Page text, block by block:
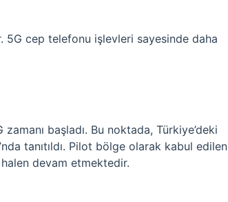
5G cep telefonu işlevleri sayesinde daha
başladı. Bu noktada, Türkiye’deki
tanıtıldı. Pilot bölge olarak kabul edilen
halen devam etmektedir.